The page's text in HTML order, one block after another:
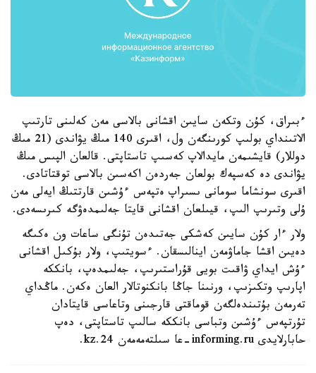
ءبىراق، كۇن وتكەن سايىن اقشانى بالاسى مەن كەلىنى تارتىپ
الاتىنداي بولىپ كورىنگەن ول، اقىرى 140 مىڭ يۋاندى (21 مىڭ
دوللار) قايشىمەن مايدالاپ كەسىپ تاستاپتى. قالعان الپىس مىڭ
يۋاندى دە كەسپەك بولعان جەردەن اكەسىن بالاسى توقتاتادى.
اقىرى سونشاما سومانى ىسىراپ ەتپەس ءۇشىن قارتتىڭ ايەلى مەن
ۇلى وتىرىپ الىپ، قيىلعان اقشانى قايتا جەلىمدەۋگە كىرىسەدى.
ولار ءار كۇن سايىن كەشكى جەتىدەن تۇنگى ساعات ون ەكىگە
دەيىن اقشا جاماۋمەن اينالىسقان. ءسويتىپ، ولار بۇكىل اقشانى
ءۇش ايداي ۋاقىت بويى قۇراستىرىپ، جەلىمدەپ، بانككە
اپارىپ وتكىزىپ، ورنىنا جاڭا بانكنوتالار العان ەكەن. ماڭداي
تەرمەن بۇتىندەلگەن قوماقتى قارجىنى وتاعاسى قايتادان
تۇرتپەس ءۇشىن وتباسى بانككە سالىپ تاستاپتى، دەپ
حابارلايدى informing.ru-عا سىلتەمەمەن 24.kz.